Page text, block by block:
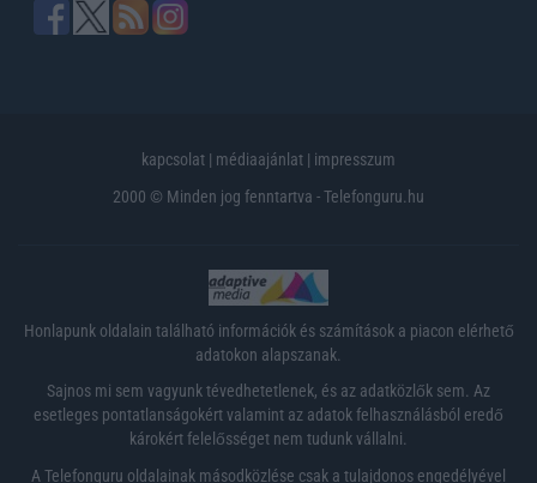
kapcsolat | médiaajánlat | impresszum
2000 © Minden jog fenntartva - Telefonguru.hu
Honlapunk oldalain található információk és számítások a piacon elérhető
adatokon alapszanak.
Sajnos mi sem vagyunk tévedhetetlenek, és az adatközlők sem. Az
esetleges pontatlanságokért valamint az adatok felhasználásból eredő
károkért felelősséget nem tudunk vállalni.
A Telefonguru oldalainak másodközlése csak a tulajdonos engedélyével